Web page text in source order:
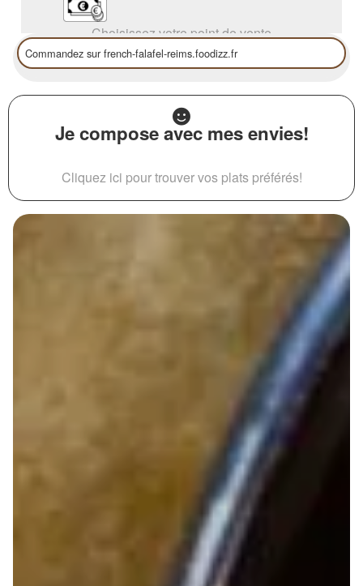
Choisissez votre point de vente
Je compose avec mes envies!
Cliquez ici pour trouver vos plats préférés!